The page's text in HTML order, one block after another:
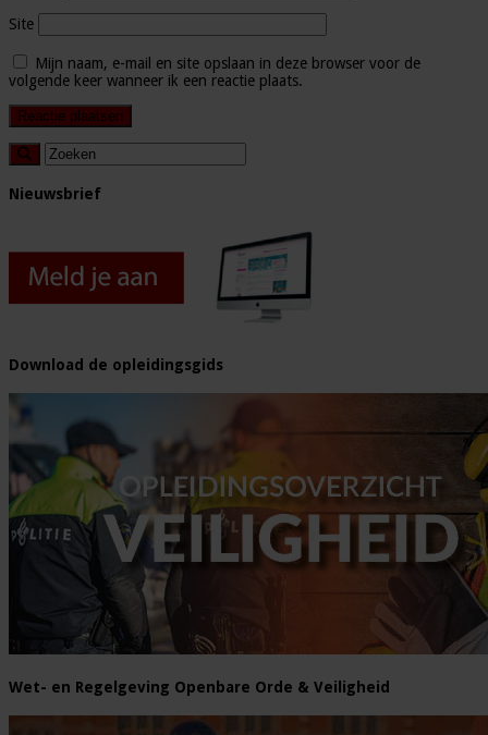
Site
Mijn naam, e-mail en site opslaan in deze browser voor de
volgende keer wanneer ik een reactie plaats.
Nieuwsbrief
Download de opleidingsgids
Wet- en Regelgeving Openbare Orde & Veiligheid